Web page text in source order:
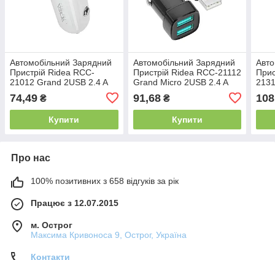
Автомобільний Зарядний
Пристрій Ridea RCC-
21012 Grand 2USB 2.4 A
74,49 ₴
Купити
Автомобільний Зарядний
Пристрій Ridea RCC-21112
Grand Micro 2USB 2.4 A
91,68₴
Купити
Про нас
100% позитивних з 658 відгуків за рік
Працює з 12.07.2015
м. Острог
Максима Кривоноса 9, Острог, Україна
Контакти